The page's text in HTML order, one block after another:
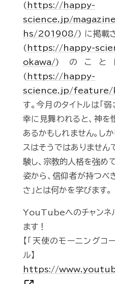
( https://happy-
science.jp/
hs/201908/) に掲載
( https://happy-
okawa/) のこと
( https://happy-
science.jp/feature/
す。今月のタイトルは「
幸に見舞われると、神を
あるかもしれません。しか
スはそうではありませ
験し、宗教的人格を強め
姿から、信仰者が持つべ
さ」とは何かを学びます。
YouTubeへのチャンネ
ます！
【「天使のモーニング
ル】
https://